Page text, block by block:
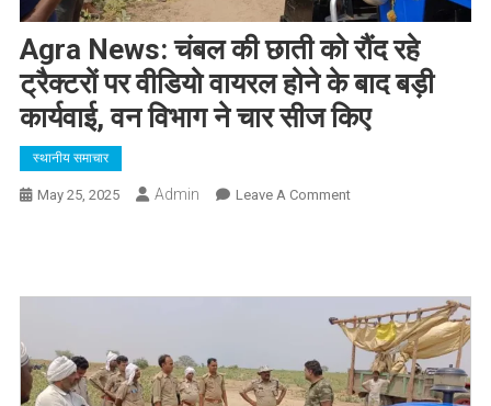
Agra News: चंबल की छाती को रौंद रहे
ट्रैक्टरों पर वीडियो वायरल होने के बाद बड़ी
कार्यवाई, वन विभाग ने चार सीज किए
स्थानीय समाचार
May 25, 2025 Admin Leave A CommentOn
की
छाती
को
रौंद
रहे